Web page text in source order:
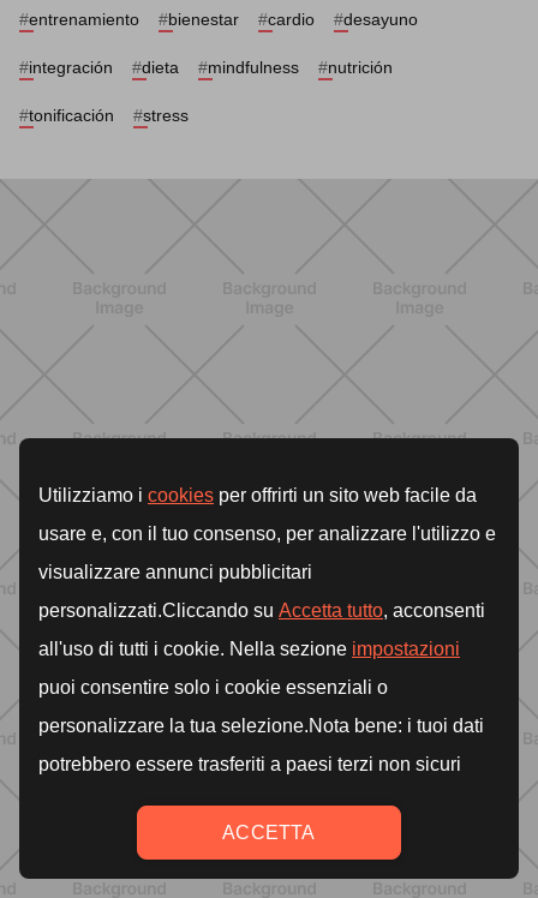
#entrenamiento #bienestar #cardio #desayuno
#integración #dieta #mindfulness #nutrición
#tonificación #stress
cómo empezar
DESCUBRE MÁS